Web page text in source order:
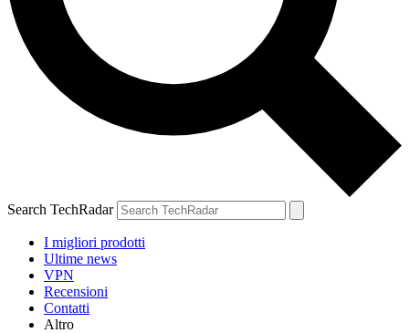
Search TechRadar
I migliori prodotti
Ultime news
VPN
Recensioni
Contatti
Altro